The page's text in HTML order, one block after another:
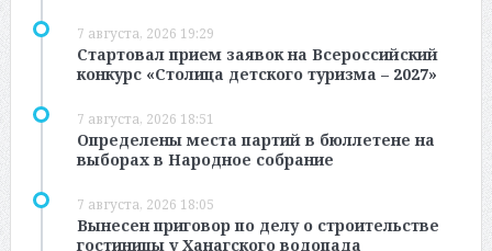
7 августа, 2026 19:29
Стартовал прием заявок на Всероссийский
конкурс «Столица детского туризма – 2027»
7 августа, 2026 18:51
Определены места партий в бюллетене на
выборах в Народное собрание
7 августа, 2026 18:05
Вынесен приговор по делу о строительстве
гостиницы у Ханагского водопада